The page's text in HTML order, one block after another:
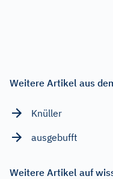
Weitere Artikel aus
Knüller
ausgebufft
Weitere Artikel auf